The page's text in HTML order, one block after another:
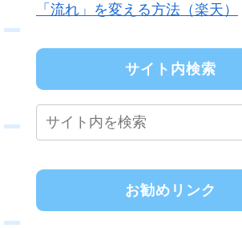
「流れ」を変える方法（楽天）
サイト内検索
お勧めリンク